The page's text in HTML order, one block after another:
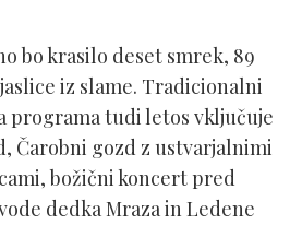
bo krasilo deset smrek, 89
iz slame. Tradicionalni
programa tudi letos vključuje
Čarobni gozd z ustvarjalnimi
božični koncert pred
dedka Mraza in Ledene